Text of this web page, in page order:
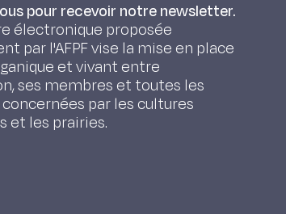
pour recevoir notre newsletter.
électronique proposée
par l'AFPF vise la mise en place
et vivant entre
ses membres et toutes les
par les cultures
et les prairies.